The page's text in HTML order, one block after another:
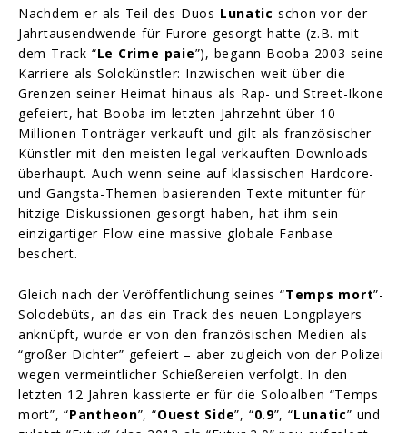
Nachdem er als Teil des Duos Lunatic schon vor der
Jahrtausendwende für Furore gesorgt hatte (z.B. mit
dem Track “Le Crime paie”), begann Booba 2003 seine
Karriere als Solokünstler: Inzwischen weit über die
Grenzen seiner Heimat hinaus als Rap- und Street-Ikone
gefeiert, hat Booba im letzten Jahrzehnt über 10
Millionen Tonträger verkauft und gilt als französischer
Künstler mit den meisten legal verkauften Downloads
überhaupt. Auch wenn seine auf klassischen Hardcore-
und Gangsta-Themen basierenden Texte mitunter für
hitzige Diskussionen gesorgt haben, hat ihm sein
einzigartiger Flow eine massive globale Fanbase
beschert.
Gleich nach der Veröffentlichung seines “Temps mort”-
Solodebüts, an das ein Track des neuen Longplayers
anknüpft, wurde er von den französischen Medien als
“großer Dichter” gefeiert – aber zugleich von der Polizei
wegen vermeintlicher Schießereien verfolgt. In den
letzten 12 Jahren kassierte er für die Soloalben “Temps
mort”, “Pantheon”, “Ouest Side”, “0.9”, “Lunatic” und